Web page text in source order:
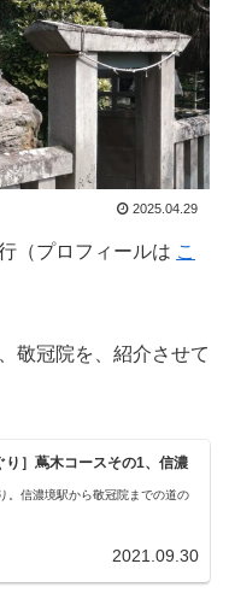
2025.04.29
（プロフィールは こ
敬冠院を、紹介させて
り］蔦木コースその1、信濃
。信濃境駅から敬冠院までの道の
2021.09.30